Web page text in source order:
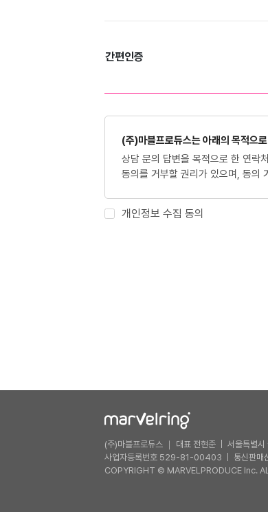
간편인증
(주)마블프로듀스는 아래의 목적으
상담 문의 답변을 목적으로 한 연락
동의를 거부할 권리가 있으며, 동의
개인정보 수집 동의
(주)마블프로듀스 ｜ 대표 전현준
서울특별
사업자등록번호 529-81-00403
통신판
COPYRIGHT © MARVELPRODUCE Inc.